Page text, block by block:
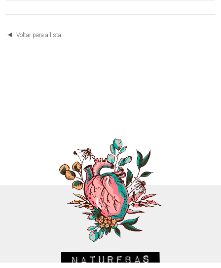
Voltar para a lista